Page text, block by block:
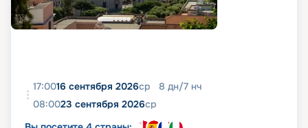
17:0016 сентября 2026ср 8 дн/7 нч
08:0023 сентября 2026ср